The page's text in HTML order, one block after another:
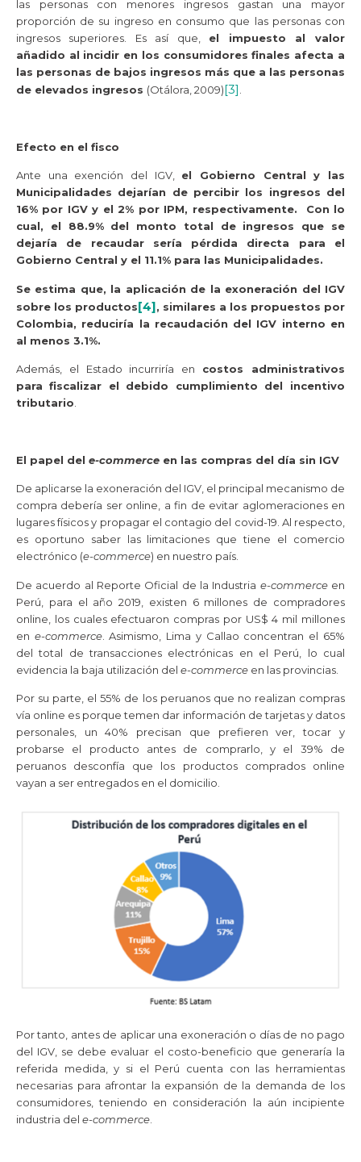
las personas con menores ingresos gastan una mayor
proporción de su ingreso en consumo que las personas con
ingresos superiores. Es así que, el impuesto al valor
añadido al incidir en los consumidores finales afecta a
las personas de bajos ingresos más que a las personas
de elevados ingresos (Otálora, 2009)[3]
Efecto en el fisco
Ante una exención del IGV, el Gobierno Central y las
Municipalidades dejarían de percibir los ingresos del
16% por IGV y el 2% por IPM, respectivamente. Con lo
cual, el 88.9% del monto total de ingresos que se
dejaría de recaudar sería pérdida directa para el
Gobierno Central y el 11.1% para las Municipalidades.
Se estima que, la aplicación de la exoneración del IGV
sobre los productos[4], similares a los propuestos por
Colombia, reduciría la recaudación del IGV interno en
al menos 3.1%.
Además, el Estado incurriría en costos administrativos
para fiscalizar el debido cumplimiento del incentivo
tributario
El papel del e-commerce en las compras del día sin IGV
De aplicarse la exoneración del IGV, el principal mecanismo de
compra debería ser online, a fin de evitar aglomeraciones en
lugares físicos y propagar el contagio del covid-19. Al respecto,
es oportuno saber las limitaciones que tiene el comercio
electrónico (e-commerce) en nuestro país.
De acuerdo al Reporte Oficial de la Industria e-commerceen
Perú, para el año 2019, existen 6 millones de compradores
online, los cuales efectuaron compras por US$ 4 mil millones
en e-commerce. Asimismo, Lima y Callao concentran el 65%
del total de transacciones electrónicas en el Perú, lo cual
evidencia la baja utilización del e-commerce en las provincias.
Por su parte, el 55% de los peruanos que no realizan compras
vía online es porque temen dar información de tarjetas y datos
personales, un 40% precisan que prefieren ver, tocar y
probarse el producto antes de comprarlo, y el 39% de
peruanos desconfía que los productos comprados online
vayan a ser entregados en el domicilio.
Por tanto, antes de aplicar una exoneración o días de no pago
del IGV, se debe evaluar el costo-beneficio que generaría la
referida medida, y si el Perú cuenta con las herramientas
necesarias para afrontar la expansión de la demanda de los
consumidores, teniendo en consideración la aún incipiente
industria del e-commerce.